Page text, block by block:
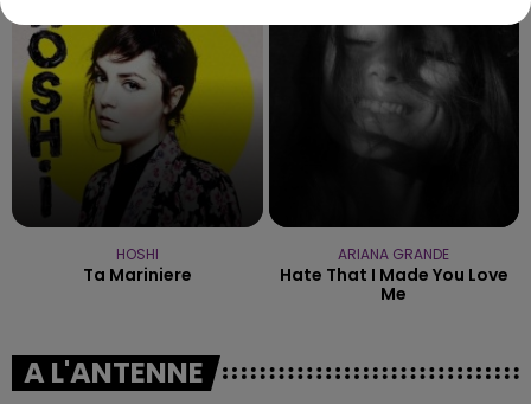
HOSHI
Ta Mariniere
ARIANA GRANDE
Hate That I Made You Love
Me
A L'ANTENNE